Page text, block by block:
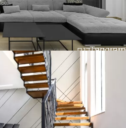
חיפוי קיר דגם
Tangram